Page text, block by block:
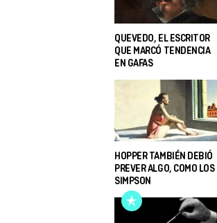
QUEVEDO, EL ESCRITOR
QUE MARCÓ TENDENCIA
EN GAFAS
HOPPER TAMBIÉN DEBIÓ
PREVER ALGO, COMO LOS
SIMPSON